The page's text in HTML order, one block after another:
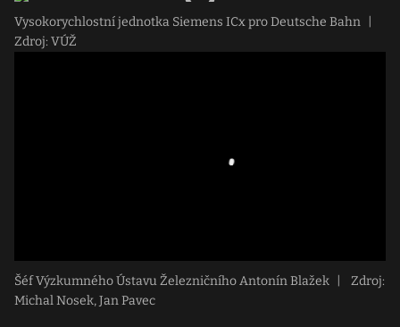
Vysokorychlostní jednotka Siemens ICx pro Deutsche Bahn
Zdroj: VÚŽ
Šéf Výzkumného Ústavu Železničního Antonín Blažek
Zdroj:
Michal Nosek, Jan Pavec